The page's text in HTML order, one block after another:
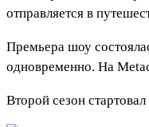
отправляется в
Премьера шоу
одновременно. На
Второй сезон